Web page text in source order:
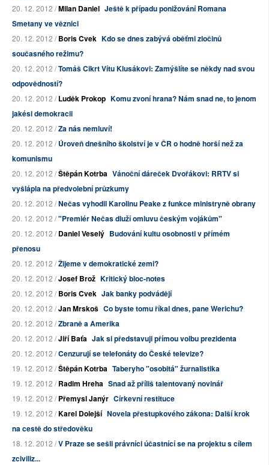
20. 12. 2012 /Milan Daniel Ještě k případu ponižování Romana
Smetany ve věznici
20. 12. 2012 /Boris Cvek Kdo se dnes zabývá oběťmi zločinů
současného režimu?
20. 12. 2012 /Tomáš Cikrt Vítu Klusákovi: Zamýšlíte se někdy nad svou
odpovědností?
20. 12. 2012 /Luděk Prokop Komu zvoní hrana? Nám snad ne, to jenom
jakési demokracii
20. 12. 2012 /Za nás nemluví!
20. 12. 2012 /Úroveň dnešního školství je v ČR o hodně horší než za
komunismu
20. 12. 2012 /Štěpán Kotrba Vánoční dáreček Dvořákovi: RRTV si
vyšlápla na předvolební průzkumy
20. 12. 2012 /Nečas vyhodil Karolinu Peake z funkce ministryně obrany
20. 12. 2012 /"Premiér Nečas dluží omluvu českým vojákům"
20. 12. 2012 /Daniel Veselý Budování kultu osobnosti v přímém
přenosu
20. 12. 2012 /Žijeme v demokratické zemi?
20. 12. 2012 /Josef Brož Kritický bloc-notes
20. 12. 2012 /Boris Cvek Jak banky podvádějí
20. 12. 2012 /Jan Mrskoš Co byste tomu říkal dnes, pane Werichu?
20. 12. 2012 /Zbraně a Amerika
20. 12. 2012 /Jiří Baťa Jak si představuji přímou volbu prezidenta
20. 12. 2012 /Cenzurují se telefonáty do České televize?
19. 12. 2012 /Štěpán Kotrba Taberyho "osobitá" žurnalistika
19. 12. 2012 /Radim Hreha Snad až příliš talentovaný novinář
19. 12. 2012 /Přemysl Janýr Církevní restituce
19. 12. 2012 /Karel Dolejší Novela přestupkového zákona: Další krok
na cestě do středověku
18. 12. 2012 /V Praze se sešli právníci účastnící se na projektu s cílem
zciviliz...